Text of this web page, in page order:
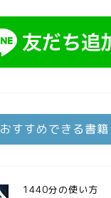
おすすめできる書籍
1440分の使い方